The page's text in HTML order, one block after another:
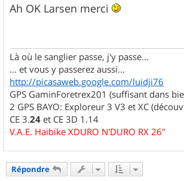
s
s
Ah OK Larsen merci
Là où le sanglier passe, j'y passe...
... et vous y passerez aussi...
http://picasaweb.google.com/luidji76
GPS GaminForetrex201 (suffisant dans
2 GPS BAYO: Exploreur 3 V3 et XC
CE 3.24 et CE 3D 1.14
V.A.E. Haibike XDURO N'DURO RX 26"
Répondre